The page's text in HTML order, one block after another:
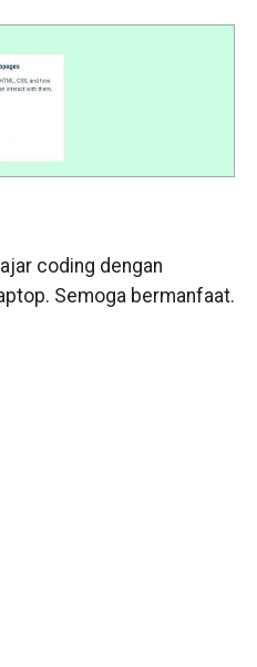
coding dengan
Semoga bermanfaat.